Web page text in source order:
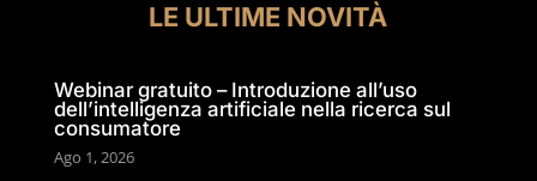
LE ULTIME NOVITÀ
Webinar gratuito – Introduzione all’uso
dell’intelligenza artificiale nella ricerca sul
consumatore
Ago 1, 2026